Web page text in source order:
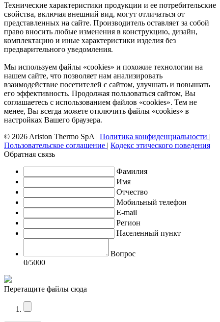
Технические характеристики продукции и ее потребительские
свойства, включая внешний вид, могут отличаться от
представленных на сайте. Производитель оставляет за собой
право вносить любые изменения в конструкцию, дизайн,
комплектацию и иные характеристики изделия без
предварительного уведомления.
Мы используем файлы «cookies» и похожие технологии на
нашем сайте, что позволяет нам анализировать
взаимодействие посетителей с сайтом, улучшать и повышать
его эффективность. Продолжая пользоваться сайтом, Вы
соглашаетесь с использованием файлов «cookies». Тем не
менее, Вы всегда можете отключить файлы «cookies» в
настройках Вашего браузера.
© 2026 Ariston Thermo SpA | Политика конфиденциальности |
Пользовательское соглашение | Кодекс этического поведения
Обратная связь
Фамилия
Имя
Отчество
Мобильный телефон
E-mail
Регион
Населенный пункт
Вопрос
0/5000
Перетащите файлы сюда